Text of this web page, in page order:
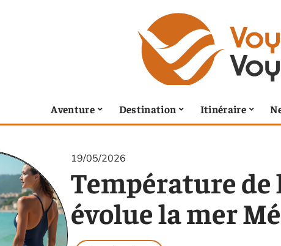
Aventure Destination Itinéraire
19/05/2026
Température de
évolue la mer